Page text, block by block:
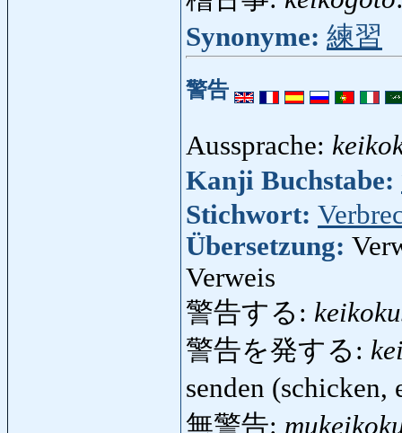
Synonyme: 練習
警告
Aussprache:
Kanji Buchstabe:
Stichwort:
Übersetzung:
Verweis
警告する:
警告を発する:
senden (schicken,
無警告: